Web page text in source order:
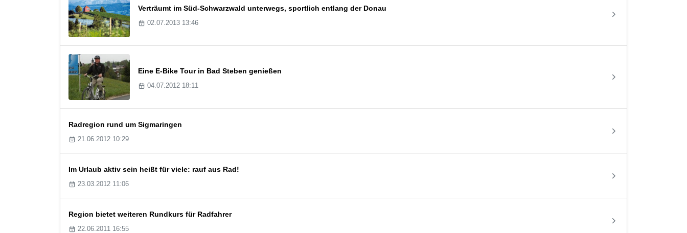
Verträumt im Süd-Schwarzwald unterwegs, sportlich entlang der Donau
02.07.2013 13:46
Eine E-Bike Tour in Bad Steben genießen
04.07.2012 18:11
Radregion rund um Sigmaringen
21.06.2012 10:29
Im Urlaub aktiv sein heißt für viele: rauf aus Rad!
23.03.2012 11:06
Region bietet weiteren Rundkurs für Radfahrer
22.06.2011 16:55